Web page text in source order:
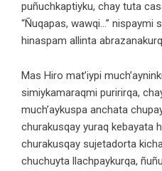
puñuchkaptiyku, chay tuta
“Ñuqapas, wawqi…” nispaymi
hinaspam allinta
Mas Hiro mat’iypi
simiykamaraqmi puririrqa,
much’aykuspa anchata
churakusqay yuraq kebayata
churakusqay sujetadorta
chuchuyta llachpaykurqa,